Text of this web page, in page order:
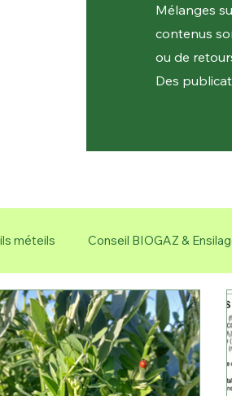
Mélanges
contenus
ou de
Des
méteils Conseil BIOGAZ &
fongicides